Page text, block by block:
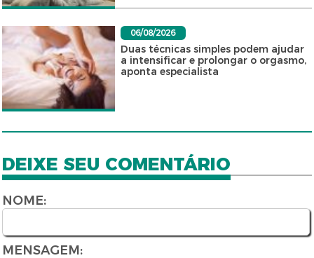
06/08/2026
Duas técnicas simples podem ajudar
a intensificar e prolongar o orgasmo,
aponta especialista
DEIXE SEU COMENTÁRIO
NOME:
MENSAGEM: